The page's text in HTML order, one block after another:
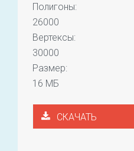
Полигоны:
26000
Вертексы:
30000
Размер:
16 МБ
СКАЧАТЬ